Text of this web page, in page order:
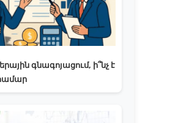
գնագոյացում, ի՞նչ է